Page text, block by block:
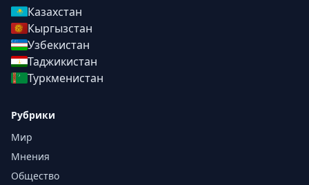
Казахстан
Кыргызстан
Узбекистан
Таджикистан
Туркменистан
Рубрики
Мир
Мнения
Общество